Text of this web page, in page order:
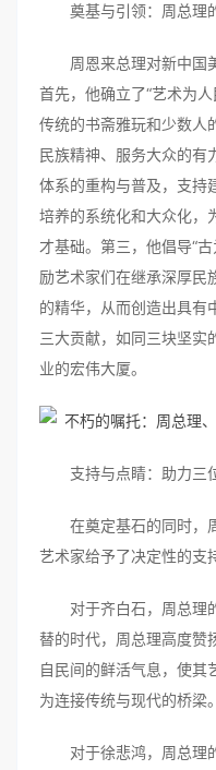
奠基与引领：周总理
周恩来总理对新中国
首先，他确立了“艺术为
传统的书斋雅玩和少数人
民族精神、服务大众的有
体系的重构与普及，支持
培养的系统化和大众化，
才基础。第三，他倡导“
励艺术家们在继承深厚民
的精华，从而创造出具有
三大贡献，如同三块坚实
业的宏伟大厦。
支持与点睛：助力三
在奠定基石的同时，
艺术家给予了决定性的支
对于齐白石，周总理
替的时代，周总理高度赞
自民间的鲜活气息，使其
为连接传统与现代的桥梁。
对于徐悲鸿，周总理